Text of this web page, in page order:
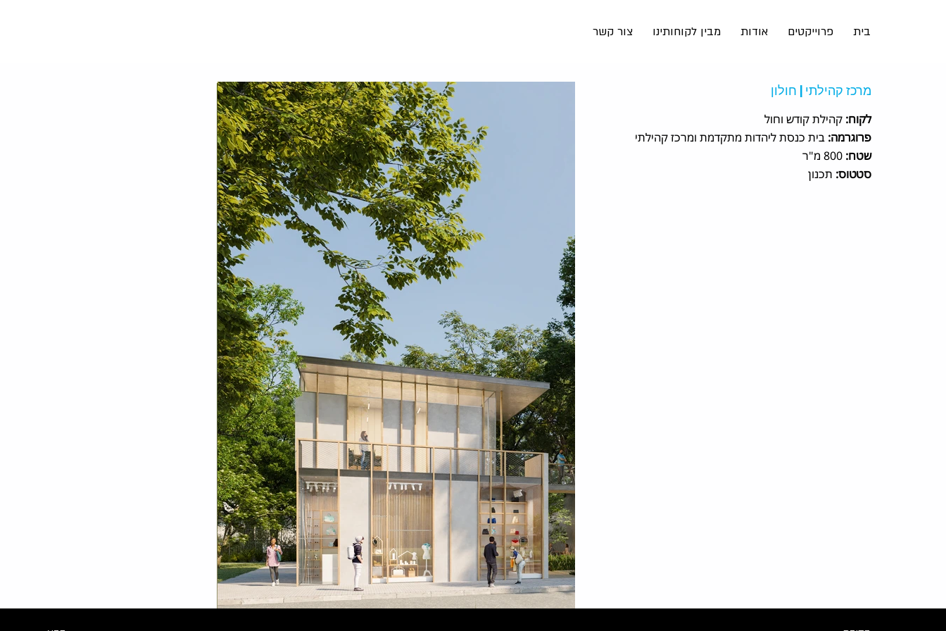
בית פרוייקטים אודות מבין לקוחותינו צור קשר
מרכז קהילתי | חולון
לקוח:קהילת קודש וחול
פרוגרמה:בית כנסת ליהדות מתקדמת ומרכז קהילתי
שטח:800 מ"ר
סטטוס: תכנון